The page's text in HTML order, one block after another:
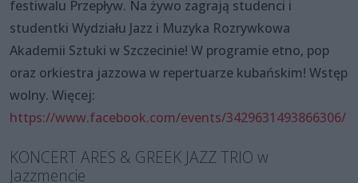
festiwalu Przepływ. Na żywo zagrają studenci i
studentki Wydziału Jazz i Muzyka Rozrywkowa
Akademii Sztuki w Szczecinie! W programie etno, pop
oraz orkiestra jazzowa w repertuarze kubańskim! Wstęp
wolny. Więcej:
https://www.facebook.com/events/3429631493866306/
KONCERT ARES & GREEK JAZZ TRIO w
Jazzmencie